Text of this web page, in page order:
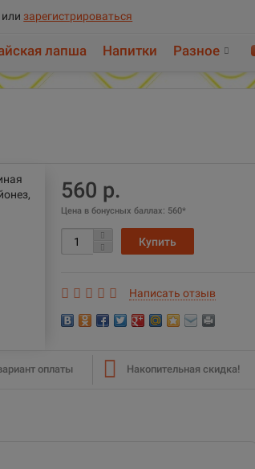
илизарегистрироваться
лапша Напитки Разное Найти!
560 р.
Цена в бонусных баллах: 560*
Написать отзыв
оплаты Накопительная скидка!